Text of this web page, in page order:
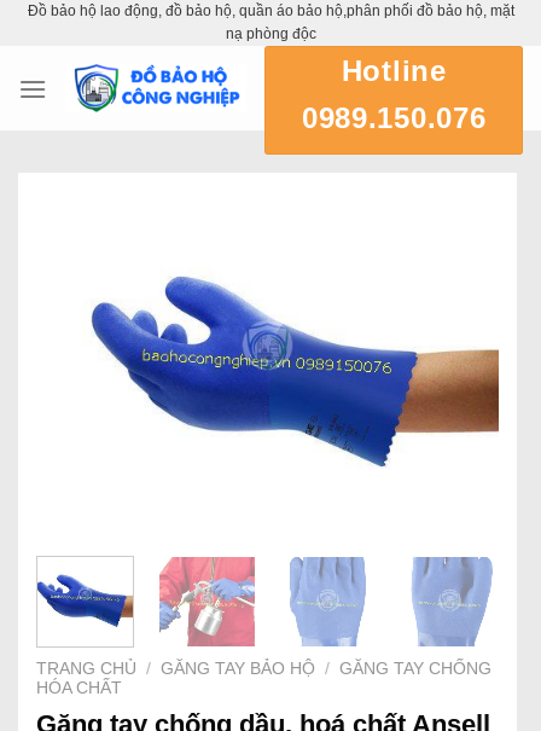
SkipĐồ bảo hộ lao động, đồ bảo hộ, quần áo bảo hộ,phân phối đồ bảo hộ, mặt
nạ phòng độc
Hotline
0989.150.076
TRANG CHỦ / GĂNG TAY BẢO HỘ / GĂNG TAY CHỐNG
HÓA CHẤT
Găng tay chống dầu, hoá chất Ansell